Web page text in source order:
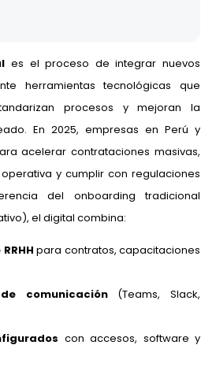
es el proceso de integrar nuevos
herramientas tecnológicas que
procesos y mejoran la
En 2025, empresas en Perú y
acelerar contrataciones masivas,
y cumplir con regulaciones
del onboarding tradicional
el digital combina:
para contratos, capacitaciones
comunicación(Teams, Slack,
con accesos, software y